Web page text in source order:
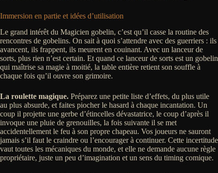
Immersion en partie et idées d’utilisation
Le grand intérêt du Magicien gobelin, c’est qu’il casse la routine des
rencontres de gobelins. On sait à quoi s’attendre avec des guerriers : ils
avancent, ils frappent, ils meurent en couinant. Avec un lanceur de
sorts, plus rien n’est certain. Et quand ce lanceur de sorts est un gobelin
qui maîtrise sa magie à moitié, la table entière retient son souffle à
chaque fois qu’il ouvre son grimoire.
La roulette magique. Préparez une petite liste d’effets, du plus utile
au plus absurde, et faites piocher le hasard à chaque incantation. Un
coup il projette une gerbe d’étincelles dévastatrice, le coup d’après il
invoque une pluie de grenouilles, la fois suivante il se met
accidentellement le feu à son propre chapeau. Vos joueurs ne sauront
jamais s’il faut le craindre ou l’encourager à continuer. Cette incertitude
vaut toutes les mécaniques du monde, et elle ne demande aucune règle
propriétaire, juste un peu d’imagination et un sens du timing comique.